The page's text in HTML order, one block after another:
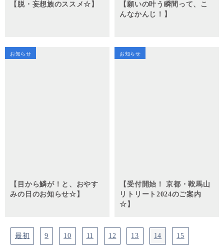
【脱・妄想族のススメ☆】
【願いの叶う瞬間って、こ
んなかんじ！】
お知らせ
【目から鱗が！と、おやす
みの日のお知らせ☆】
お知らせ
【受付開始！ 京都・鞍馬山
リトリート2024のご案内
☆】
最初 9 10 11 12 13 14 15